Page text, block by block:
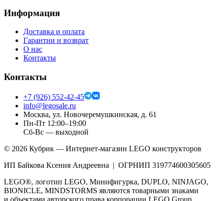
Информация
Доставка и оплата
Гарантии и возврат
О нас
Контакты
Контакты
+7 (926) 552-42-45
info@legosale.ru
Москва, ул. Новочеремушкинская, д. 61
Пн-Пт 12:00–19:00
Сб-Вс — выходной
© 2026 Кубрик — Интернет-магазин LEGO конструкторов
ИП Байкова Ксения Андреевна | ОГРНИП 319774600305605
LEGO®, логотип LEGO, Минифигурка, DUPLO, NINJAGO,
BIONICLE, MINDSTORMS являются товарными знаками
и объектами авторского права корпорации LEGO Group.